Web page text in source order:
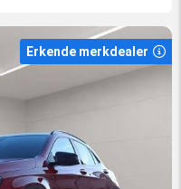
Erkende merkdealer